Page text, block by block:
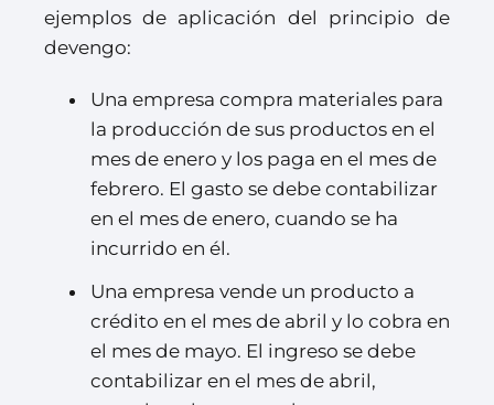
ejemplos de aplicación del principio de
devengo:
Una empresa compra materiales para
la producción de sus productos en el
mes de enero y los paga en el mes de
febrero. El gasto se debe contabilizar
en el mes de enero, cuando se ha
incurrido en él.
Una empresa vende un producto a
crédito en el mes de abril y lo cobra en
el mes de mayo. El ingreso se debe
contabilizar en el mes de abril,